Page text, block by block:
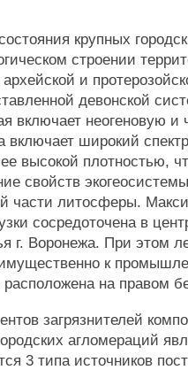
крупных
строении
и
девонской
включает неогеновую и
включает широкий
ее высокой плотностью,
свойств
части литосферы.
сосредоточена в
г. Воронежа. При этом
к
на правом
загрязнителей
агломераций
3 типа источников